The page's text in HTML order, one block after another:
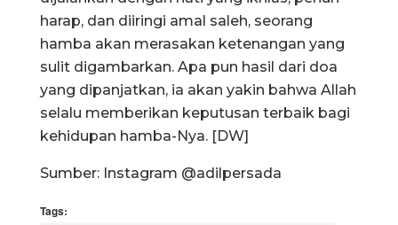
harap, dan diiringi amal saleh, seorang
hamba akan merasakan ketenangan yang
sulit digambarkan. Apa pun hasil dari doa
yang dipanjatkan, ia akan yakin bahwa Allah
selalu memberikan keputusan terbaik bagi
kehidupan hamba-Nya. [DW]
Sumber: Instagram @adilpersada
Tags: